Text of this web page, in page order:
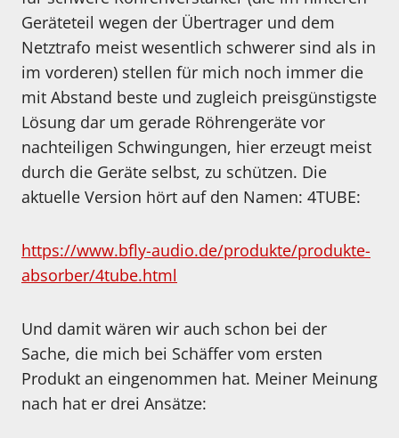
Geräteteil wegen der Übertrager und dem
Netztrafo meist wesentlich schwerer sind als in
im vorderen) stellen für mich noch immer die
mit Abstand beste und zugleich preisgünstigste
Lösung dar um gerade Röhrengeräte vor
nachteiligen Schwingungen, hier erzeugt meist
durch die Geräte selbst, zu schützen. Die
aktuelle Version hört auf den Namen: 4TUBE:
https://www.bfly-audio.de/produkte/produkte-
absorber/4tube.html
Und damit wären wir auch schon bei der
Sache, die mich bei Schäffer vom ersten
Produkt an eingenommen hat. Meiner Meinung
nach hat er drei Ansätze: